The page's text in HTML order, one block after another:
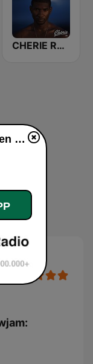
CHERIE RNB
Generations Slowjam en ligne